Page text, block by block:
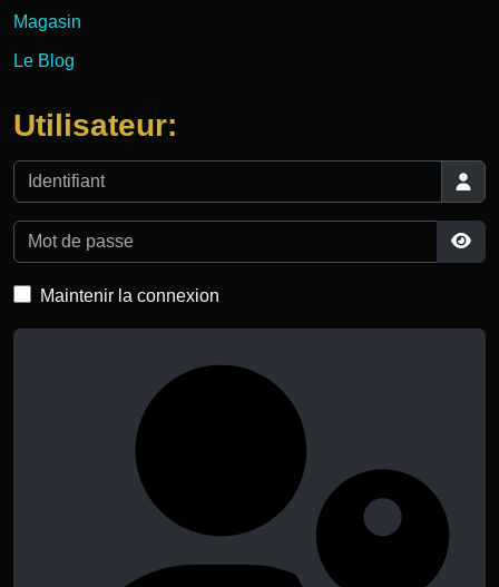
Magasin
Le Blog
Utilisateur:
Identifiant
Mot de passe
Maintenir la connexion